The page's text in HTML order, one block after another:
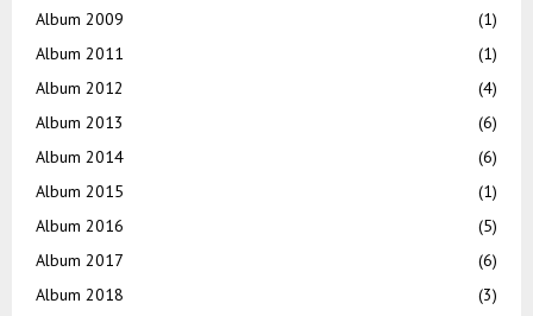
Album 2009
(1)
Album 2011
(1)
Album 2012
(4)
Album 2013
(6)
Album 2014
(6)
Album 2015
(1)
Album 2016
(5)
Album 2017
(6)
Album 2018
(3)